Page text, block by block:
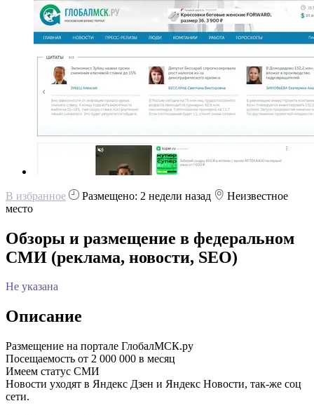
В избранное Размещено: 2 недели назад
Неизвестное
место
Обзоры и размещение в федеральном
СМИ (реклама, новости, SEO)
Не указана
Описание
Размещение на портале ГлобалМСК.ру
Посещаемость от 2 000 000 в месяц
Имеем статус СМИ
Новости уходят в Яндекс Дзен и Яндекс Новости, так-же соц
сети.